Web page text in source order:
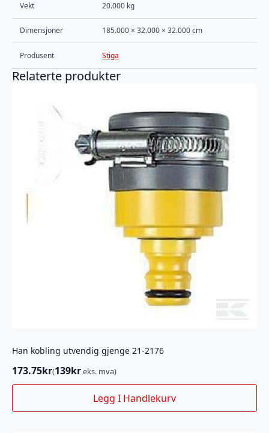
Vekt 20.000 kg
Dimensjoner 185.000 × 32.000 × 32.000 cm
Produsent Stiga
Relaterte produkter
Han kobling utvendig gjenge 21-2176
173.75kr(139kreks. mva)
Legg I Handlekurv